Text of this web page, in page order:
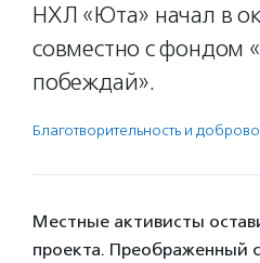
НХЛ «Юта» начал в
совместно с фондом
побеждай».
Благотвори­тель­ность и
Местные активисты
проекта. Преображенный